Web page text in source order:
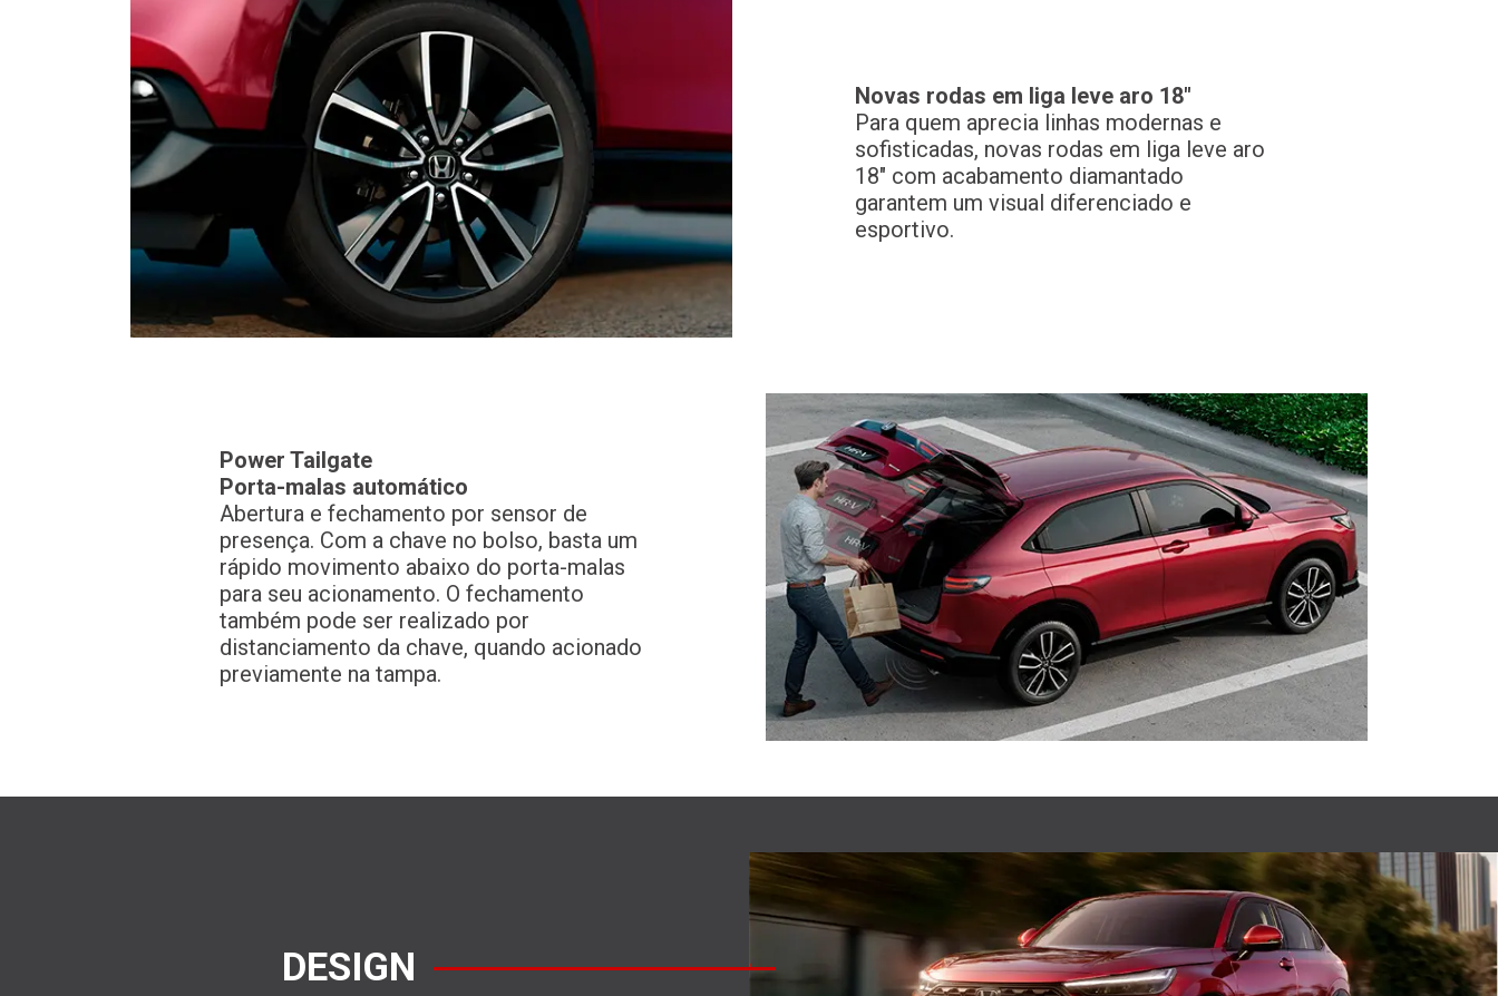
Novas rodas em liga leve aro 18"
Para quem aprecia linhas modernas e
sofisticadas, novas rodas em liga leve aro
18" com acabamento diamantado
garantem um visual diferenciado e
esportivo.
Power Tailgate
Porta-malas automático
Abertura e fechamento por sensor de
presença. Com a chave no bolso, basta um
rápido movimento abaixo do porta-malas
para seu acionamento. O fechamento
também pode ser realizado por
distanciamento da chave, quando acionado
previamente na tampa.
DESIGN